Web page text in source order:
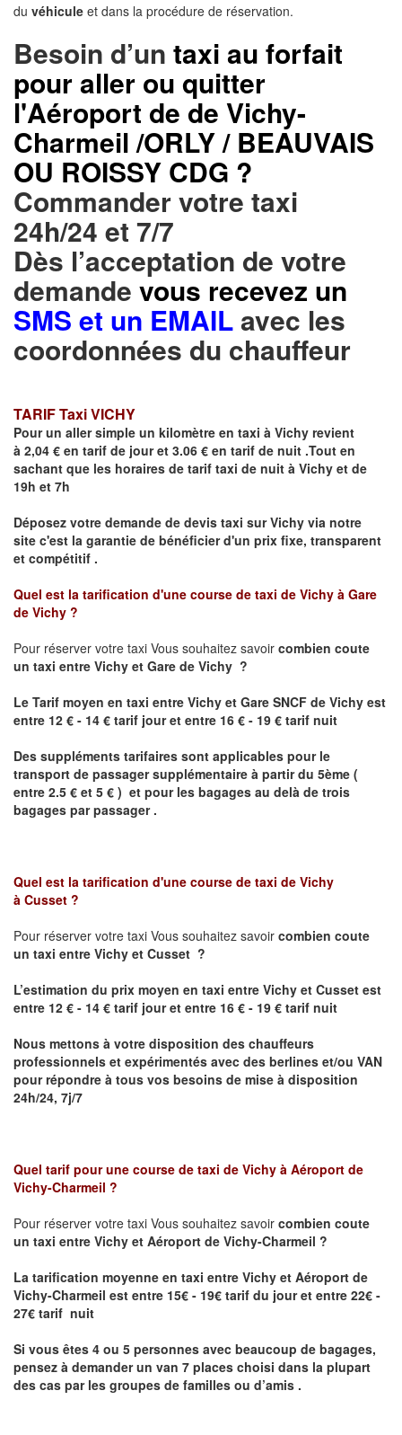
du véhicule et dans la procédure de réservation.
Besoin d’un taxi au forfait
pour aller ou quitter
l'Aéroport de de Vichy-
Charmeil /ORLY / BEAUVAIS
OU ROISSY CDG ?
Commander votre taxi
24h/24 et 7/7
Dès l’acceptation de votre
demande vous recevez un
SMS et un EMAILavec les
coordonnées du chauffeur
TARIF Taxi VICHY
Pour un aller simple un kilomètre en taxi à Vichy revient
à 2,04 € en tarif de jour et 3.06 € en tarif de nuit .Tout en
sachant que les horaires de tarif taxi de nuit à Vichy et de
19h et 7h
Déposez votre demande de devis taxi surVichy via notre
site c'est la garantie de bénéficier d'un prix fixe, transparent
et compétitif .
Quel est la tarification d'une course de taxi de Vichy à Gare
de Vichy ?
Pour réserver votre taxi Vous souhaitez savoir combien coute
un taxi entre Vichy et Gare de Vichy ?
Le Tarif moyen en taxi entre Vichy et Gare SNCF de Vichy est
entre 12 € - 14 € tarif jour et entre 16 € - 19 € tarif nuit
Des suppléments tarifaires sont applicables pour le
transport de passager supplémentaire à partir du 5ème (
entre 2.5 € et 5 € ) et pour les bagages au delà de trois
bagages par passager .
Quel est la tarification d'une course de taxi de Vichy
à Cusset ?
Pour réserver votre taxi Vous souhaitez savoir combien coute
un taxi entre Vichy et Cusset ?
L’estimation du prix moyen en taxi entre Vichy et Cusset est
entre 12 € - 14 € tarif jour et entre 16 € - 19 € tarif nuit
Nous mettons à votre disposition des chauffeurs
professionnels et expérimentés avec des berlines et/ou VAN
pour répondre à tous vos besoins de mise à disposition
24h/24, 7j/7
Quel tarif pour une course de taxi de Vichy à Aéroport de
Vichy-Charmeil ?
Pour réserver votre taxi Vous souhaitez savoir combien coute
un taxi entre Vichy et Aéroport de Vichy-Charmeil ?
La tarification moyenne en taxi entre Vichy et Aéroport de
Vichy-Charmeil est entre 15€ - 19€ tarif du jour et entre 22€ -
27€ tarif nuit
Si vous êtes 4 ou 5 personnes avec beaucoup de bagages,
pensez à demander un van 7 places choisi dans la plupart
des cas par les groupes de familles ou d’amis .